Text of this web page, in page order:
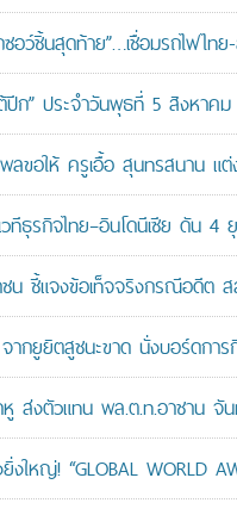
อว์ชิ้นสุดท้าย”…เชื่อมรถไฟไท
ปีก” ประจำวันพุธที่ 5 สิงหาค
ลขอให้ ครูเอื้อ สุนทรสนาน แต่ง
วทีธุรกิจไทย–อินโดนีเซีย ดัน
น ชี้แจงข้อเท็จจริงกรณีอดีต
จากยูยิตสูชนะขาด นั่งบอร์ดกา
ส่งตัวแทน พล.ต.ท.อาชาน จั
งใหญ่! “GLOBAL WORLD